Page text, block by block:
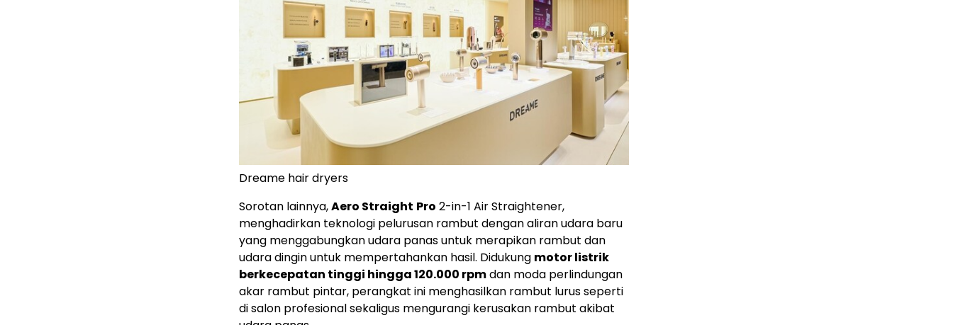
Dreame hair dryers
Sorotan lainnya,Aero Straight Pro 2-in-1 Air Straightener,
menghadirkan teknologi pelurusan rambut dengan aliran udara baru
yang menggabungkan udara panas untuk merapikan rambut dan
udara dingin untuk mempertahankan hasil. Didukung motor listrik
berkecepatan tinggi hingga 120.000 rpmdan moda perlindungan
akar rambut pintar, perangkat ini menghasilkan rambut lurus seperti
di salon profesional sekaligus mengurangi kerusakan rambut akibat